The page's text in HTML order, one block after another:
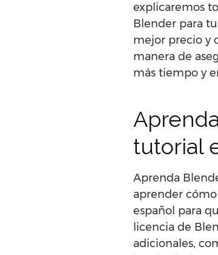
explicaremos
Blender para
mejor precio y
manera de
más tiempo y
tutorial
Aprenda
aprender
español para
licencia de
adicionales,